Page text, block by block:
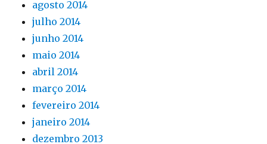
agosto 2014
julho 2014
junho 2014
maio 2014
abril 2014
março 2014
fevereiro 2014
janeiro 2014
dezembro 2013